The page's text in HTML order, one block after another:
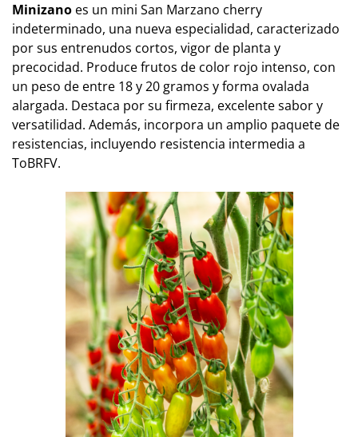
Minizano es un mini San Marzano cherry
indeterminado, una nueva especialidad, caracterizado
por sus entrenudos cortos, vigor de planta y
precocidad. Produce frutos de color rojo intenso, con
un peso de entre 18 y 20 gramos y forma ovalada
alargada. Destaca por su firmeza, excelente sabor y
versatilidad. Además, incorpora un amplio paquete de
resistencias, incluyendo resistencia intermedia a
ToBRFV.